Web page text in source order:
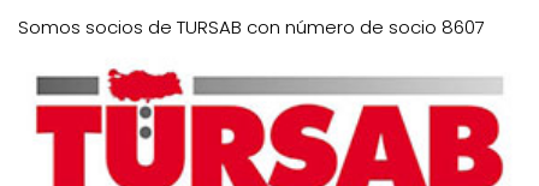
Somos socios de TURSAB con número de socio 8607